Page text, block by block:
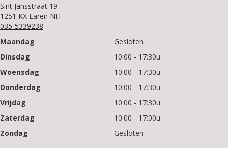
Sint Jansstraat 19
1251 KX Laren NH
035-5339238
Maandag
Gesloten
Dinsdag
10:00 - 17:30u
Woensdag
10:00 - 17:30u
Donderdag
10:00 - 17:30u
Vrijdag
10:00 - 17:30u
Zaterdag
10:00 - 17:00u
Zondag
Gesloten